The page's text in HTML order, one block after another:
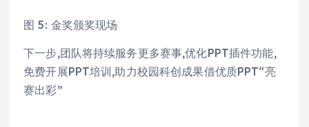
图 5: 金奖颁奖现场
下一步,团队将持续服务更多赛事,优化PPT插件功能,
免费开展PPT培训,助力校园科创成果借优质PPT“亮
赛出彩”